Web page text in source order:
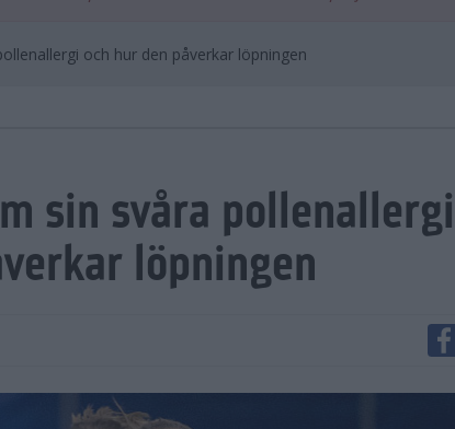
och hur den påverkar löpningen
sin svåra pollenallergi
löpningen